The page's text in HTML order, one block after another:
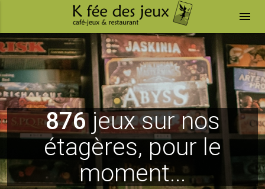
menu
876jeux sur nos
étagères, pour le
moment...